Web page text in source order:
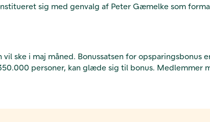
sig med genvalg af Peter Gæmelke som
ske i maj måned. Bonussatsen for opsparingsbonus
personer, kan glæde sig til bonus. Medlemmer